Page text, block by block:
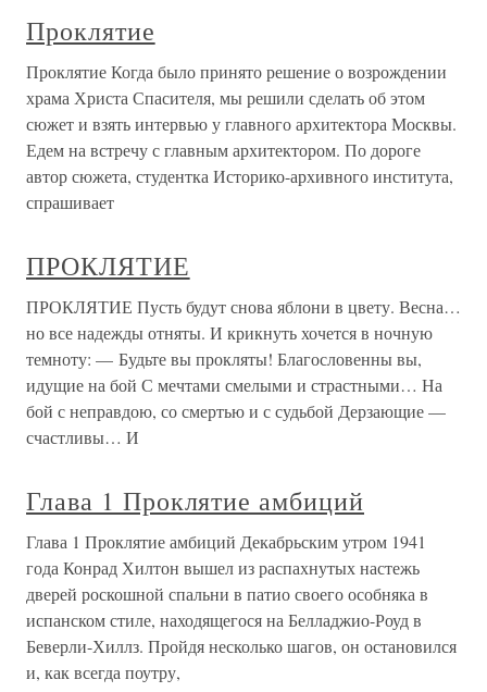
Проклятие
Проклятие Когда было принято решение о возрождении
храма Христа Спасителя, мы решили сделать об этом
сюжет и взять интервью у главного архитектора Москвы.
Едем на встречу с главным архитектором. По дороге
автор сюжета, студентка Историко-архивного института,
спрашивает
ПРОКЛЯТИЕ
ПРОКЛЯТИЕ Пусть будут снова яблони в цвету. Весна…
но все надежды отняты. И крикнуть хочется в ночную
темноту: — Будьте вы прокляты! Благословенны вы,
идущие на бой С мечтами смелыми и страстными… На
бой с неправдою, со смертью и с судьбой Дерзающие —
счастливы… И
Глава 1 Проклятие амбиций
Глава 1 Проклятие амбиций Декабрьским утром 1941
года Конрад Хилтон вышел из распахнутых настежь
дверей роскошной спальни в патио своего особняка в
испанском стиле, находящегося на Белладжио-Роуд в
Беверли-Хиллз. Пройдя несколько шагов, он остановился
и, как всегда поутру,